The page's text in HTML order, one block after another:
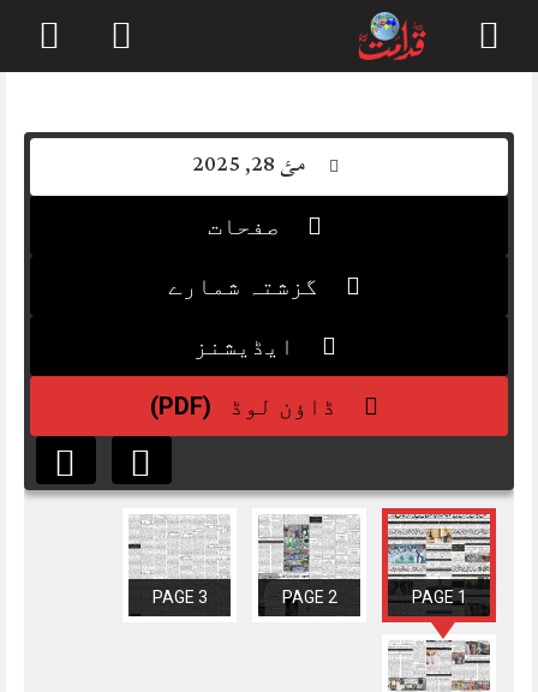
مئ 28, 2025
صفحات
گزشتہ شمارے
ایڈیشنز
ڈاؤن لوڈ (PDF)
PAGE 1
PAGE 2
PAGE 3